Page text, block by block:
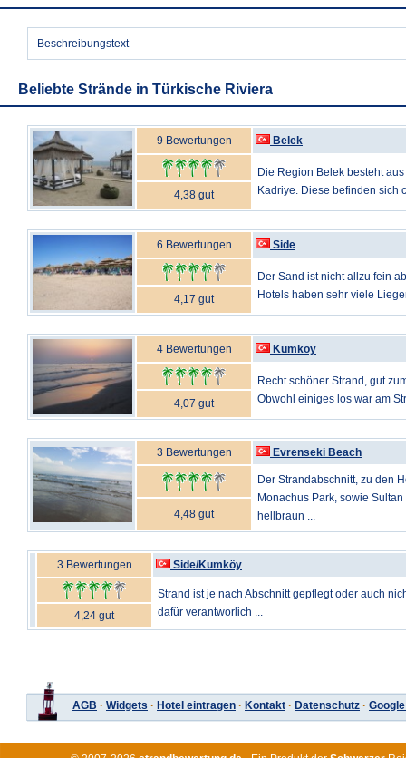
Beschreibungstext
Beliebte Strände in Türkische Riviera
9 Bewertungen Belek
Die Region Belek besteht
Kadriye. Diese befinden sich
4,38 gut
6 Bewertungen Side
Der Sand ist nicht allzu fein
Hotels haben sehr viele
4,17 gut
4 Bewertungen Kumköy
Recht schöner Strand, gut
Obwohl einiges los war am
4,07 gut
3 Bewertungen Evrenseki Beach
Der Strandabschnitt, zu den
Monachus Park, sowie
hellbraun ...
4,48 gut
3 Bewertungen Side/Kumköy
Strand ist je nach Abschnitt gepflegt oder auch
dafür verantworlich ...
4,24 gut
AGB · Widgets · Hotel eintragen · Kontakt · Datenschutz ·